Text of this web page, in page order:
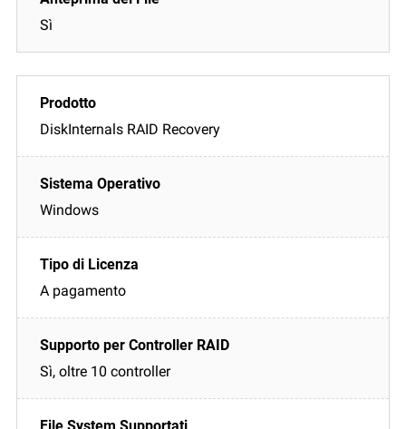
Sì
DiskInternals RAID Recovery
Windows
A pagamento
Sì, oltre 10 controller